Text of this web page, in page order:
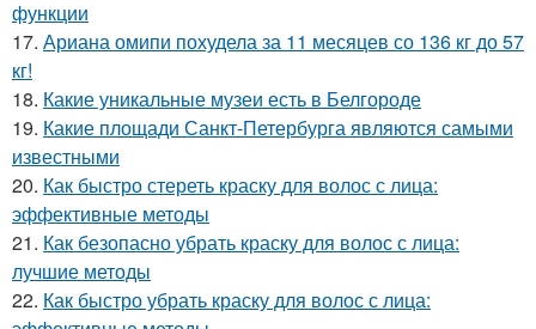
функции
17. Ариана омипи похудела за 11 месяцев со 136 кг до 57
кг!
18. Какие уникальные музеи есть в Белгороде
19. Какие площади Санкт-Петербурга являются самыми
известными
20. Как быстро стереть краску для волос с лица:
эффективные методы
21. Как безопасно убрать краску для волос с лица:
лучшие методы
22. Как быстро убрать краску для волос с лица: